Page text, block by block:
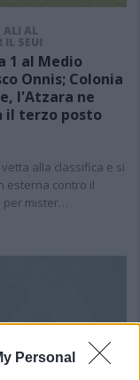
Personal
ALI AL
SEUI
1 al Medio
Onnis; Colonia
l'Atzara ne
il terzo posto
alla classifica e si
esterna contro il
per mister…